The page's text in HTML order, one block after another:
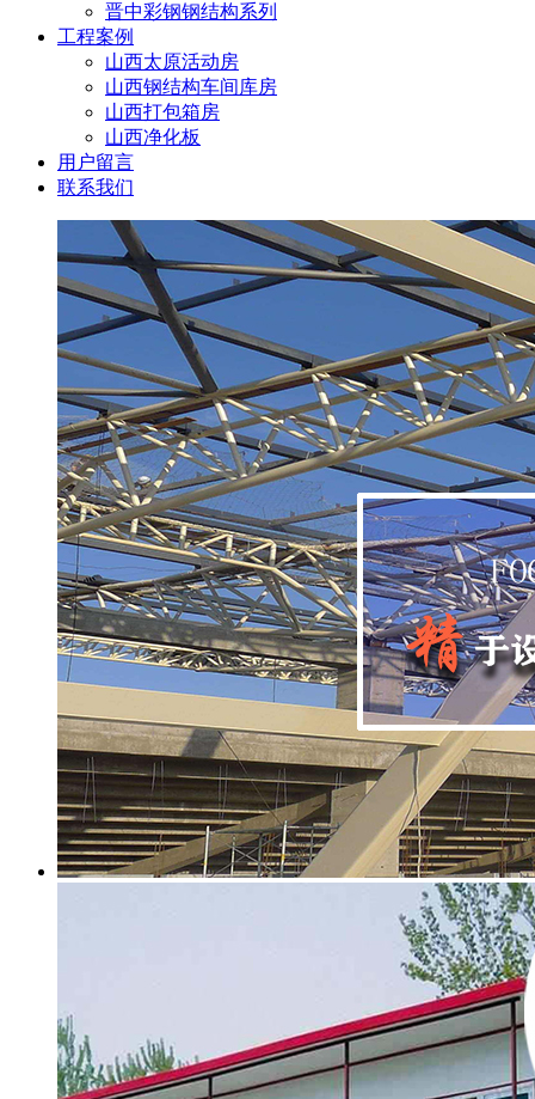
晋中彩钢钢结构系列
工程案例
山西太原活动房
山西钢结构车间库房
山西打包箱房
山西净化板
用户留言
联系我们